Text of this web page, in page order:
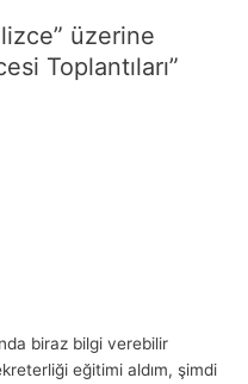
üzerine
Toplantıları”
biraz bilgi verebilir
eğitimi aldım, şimdi